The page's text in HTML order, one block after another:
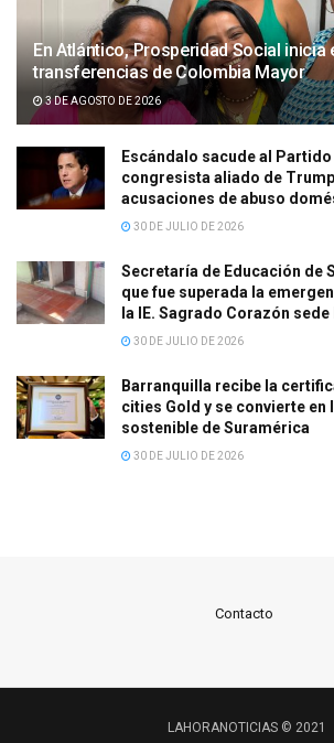
En Atlántico, Prosperidad Social inicia
transferencias de Colombia Mayor
3 DE AGOSTO DE 2026
Escándalo sacude al
congresista aliado de
acusaciones de abuso
30 DE JULIO DE 2026
Secretaría de Educación de
que fue superada la
la IE. Sagrado Corazón
30 DE JULIO DE 2026
Barranquilla recibe la
cities Gold y se convierte en
sostenible de Suramérica
30 DE JULIO DE 2026
Contacto
LAHORANOTICIAS © 2021